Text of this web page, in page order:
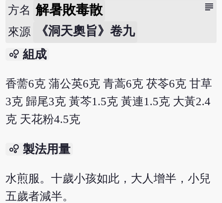
subject
方名 解暑敗毒散
來源 《洞天奧旨》卷九
bubble_chart 組成
香薷6克 蒲公英6克 青蒿6克 茯苓6克 甘草
3克 歸尾3克 黃芩1.5克 黃連1.5克 大黃2.4
克 天花粉4.5克
bubble_chart 製法用量
水煎服。十歲小孩如此，大人增半，小兒
五歲者減半。